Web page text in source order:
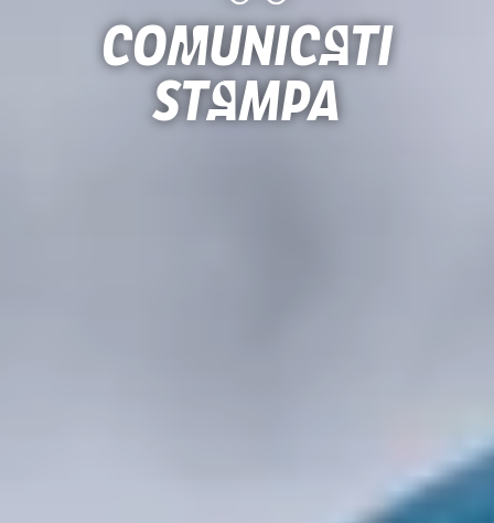
Comunicati
stampa